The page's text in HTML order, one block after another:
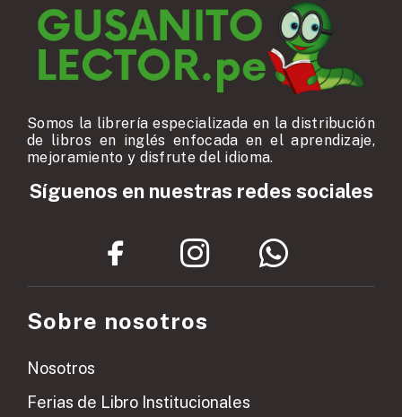
Somos la librería especializada en la distribución
de libros en inglés enfocada en el aprendizaje,
mejoramiento y disfrute del idioma.
Síguenos en nuestras redes sociales
Sobre nosotros
Nosotros
Ferias de Libro Institucionales